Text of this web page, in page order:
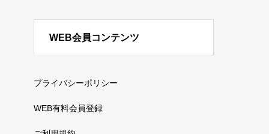
WEB会員コンテンツ
プライバシーポリシー
WEB有料会員登録